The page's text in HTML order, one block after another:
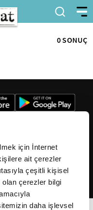
için İnternet
ait çerezler
çeşitli kişisel
çerezler bilgi
daha işlevsel
0 SONUÇ